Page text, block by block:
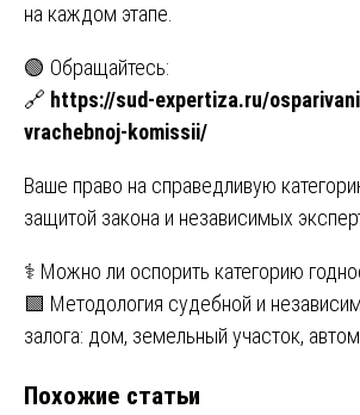
на каждом этапе.
🟢 Обращайтесь:
🔗 https://sud-expertiza.ru/
vrachebnoj-komissii/
Ваше право на справедливую
защитой закона и независимых
Навигация
по
⚕️ Можно ли оспорить категорию
🟩 Методология судебной и
залога: дом, земельный участок,
Похожие статьи